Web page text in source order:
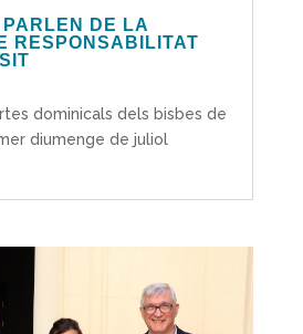
DE LA
RESPONSABILITAT
dominicals dels bisbes de
diumenge de juliol